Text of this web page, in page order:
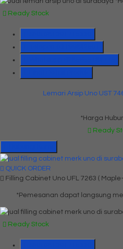
Ready Stock
Lemari Arsip Uno UST
*Harga
Ready
QUICK ORDER
Filling Cabinet Uno UFL 7263 (
*Pemesanan dapat langsung
Ready Stock